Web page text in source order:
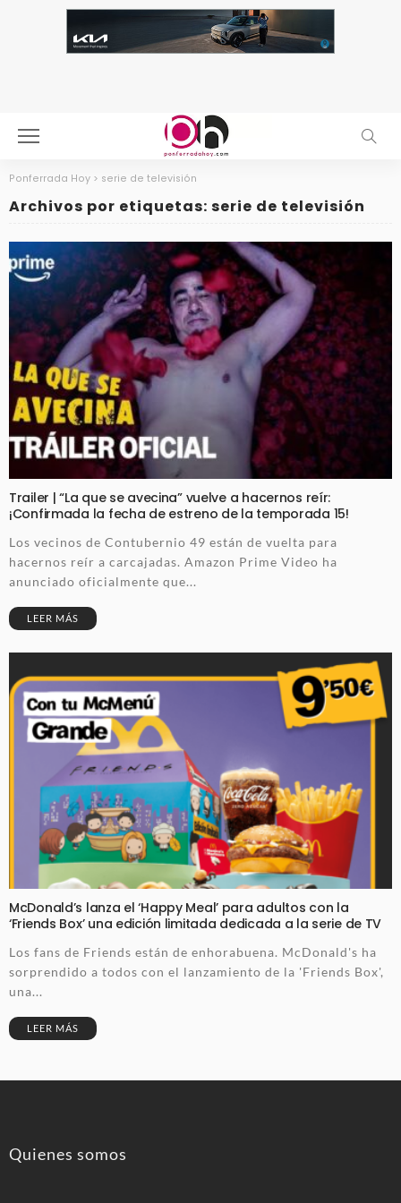
Ponferrada Hoy > serie de televisión
Archivos por etiquetas: serie de televisión
Trailer | “La que se avecina” vuelve a hacernos reír:
¡Confirmada la fecha de estreno de la temporada 15!
Los vecinos de Contubernio 49 están de vuelta para
hacernos reír a carcajadas. Amazon Prime Video ha
anunciado oficialmente que...
LEER MÁS
McDonald’s lanza el ‘Happy Meal’ para adultos con la
‘Friends Box’ una edición limitada dedicada a la serie de TV
Los fans de Friends están de enhorabuena. McDonald's ha
sorprendido a todos con el lanzamiento de la 'Friends Box',
una...
LEER MÁS
Quienes somos